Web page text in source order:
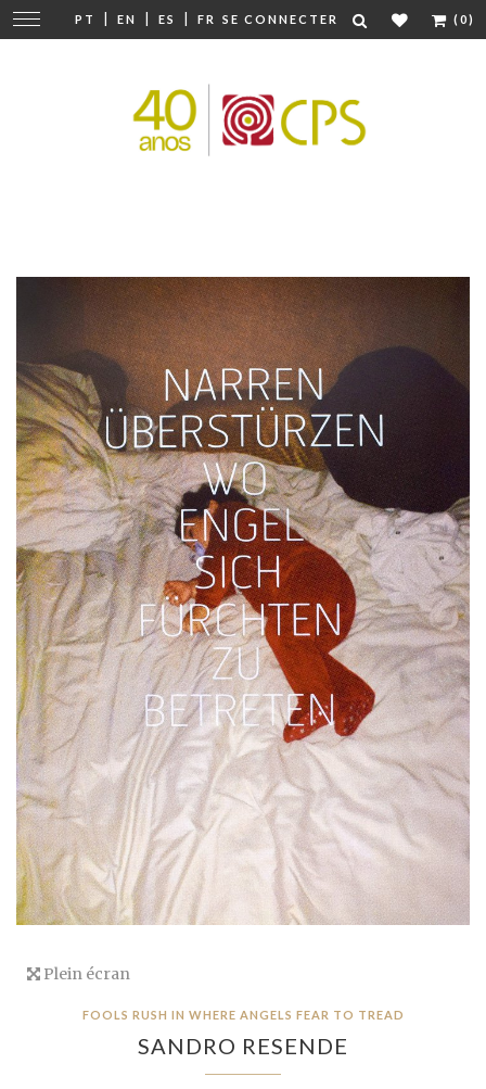
PT | EN | ES | FR SE CONNECTER (0)
Modifier
la
Plein écran
FOOLS RUSH IN WHERE ANGELS FEAR TO TREAD
SANDRO RESENDE